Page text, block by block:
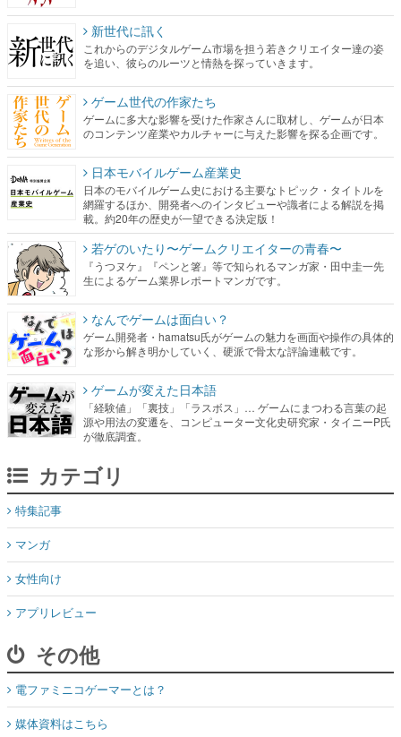
新世代に訊く
これからのデジタルゲーム市場を担う若きクリエイター達の姿
を追い、彼らのルーツと情熱を探っていきます。
ゲーム世代の作家たち
ゲームに多大な影響を受けた作家さんに取材し、ゲームが日本
のコンテンツ産業やカルチャーに与えた影響を探る企画です。
日本モバイルゲーム産業史
日本のモバイルゲーム史における主要なトピック・タイトルを
網羅するほか、開発者へのインタビューや識者による解説を掲
載。約20年の歴史が一望できる決定版！
若ゲのいたり〜ゲームクリエイターの青春〜
『うつヌケ』『ペンと箸』等で知られるマンガ家・田中圭一先
生によるゲーム業界レポートマンガです。
なんでゲームは面白い？
ゲーム開発者・hamatsu氏がゲームの魅力を画面や操作の具体的
な形から解き明かしていく、硬派で骨太な評論連載です。
ゲームが変えた日本語
「経験値」「裏技」「ラスボス」… ゲームにまつわる言葉の起
源や用法の変遷を、コンピューター文化史研究家・タイニーP氏
が徹底調査。
カテゴリ
特集記事
マンガ
女性向け
アプリレビュー
その他
電ファミニコゲーマーとは？
媒体資料はこちら